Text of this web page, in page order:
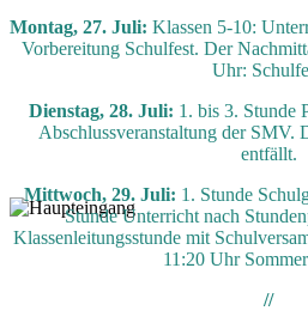
Montag, 27. Juli: Klassen 5-10:
Vorbereitung Schulfest. Der
Uhr:
Dienstag, 28. Juli: 1. bis 3. Stunde
Abschlussveranstaltung der SMV.
entfällt.
Mittwoch, 29. Juli: 1. Stunde
Stunde Unterricht nach
Klassenleitungsstunde mit
11:20 Uhr
//